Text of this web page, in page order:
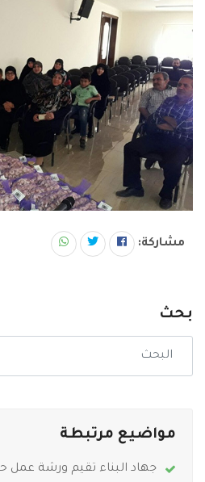
مشاركة:
بحث
مواضيع مرتبطة
جهاد البناء تقيم ورشة عمل